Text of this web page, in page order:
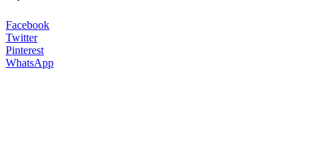
Facebook
Twitter
Pinterest
WhatsApp